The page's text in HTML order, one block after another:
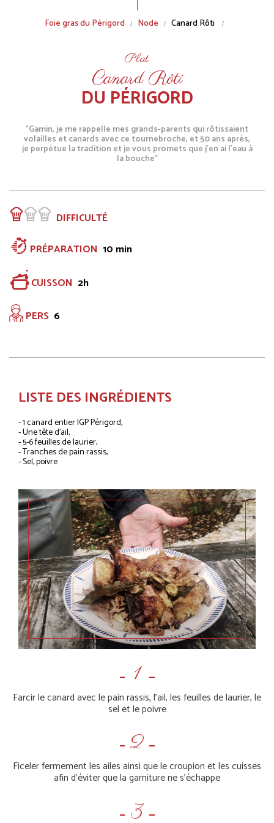
Breadcrumb
Foie gras du Périgord Node Canard Rôti
Plat
Canard Rôti
DU PÉRIGORD
"Gamin, je me rappelle mes grands-parents qui rôtissaient
volailles et canards avec ce tournebroche, et 50 ans après,
je perpétue la tradition et je vous promets que j’en ai l’eau à
la bouche"
DIFFICULTÉ
PRÉPARATION 10 min
CUISSON 2h
PERS 6
LISTE DES INGRÉDIENTS
- 1 canard entier IGP Périgord,
- Une tête d’ail,
- 5-6 feuilles de laurier,
- Tranches de pain rassis,
- Sel, poivre
Farcir le canard avec le pain rassis, l’ail, les feuilles de laurier, le
sel et le poivre
Ficeler fermement les ailes ainsi que le croupion et les cuisses
afin d’éviter que la garniture ne s’échappe